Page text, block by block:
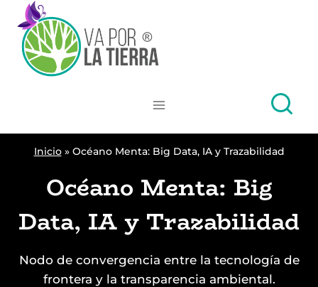
Skip
content
Inicio» Océano Menta: Big Data, IA y Trazabilidad
Océano Menta: Big
Data, IA y Trazabilidad
Nodo de convergencia entre la tecnología de
frontera y la transparencia ambiental.